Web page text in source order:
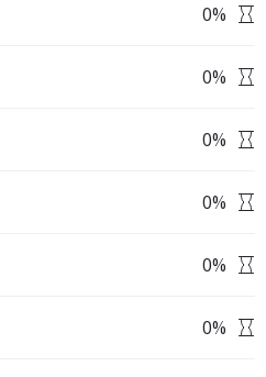
0%
0%
0%
0%
0%
0%